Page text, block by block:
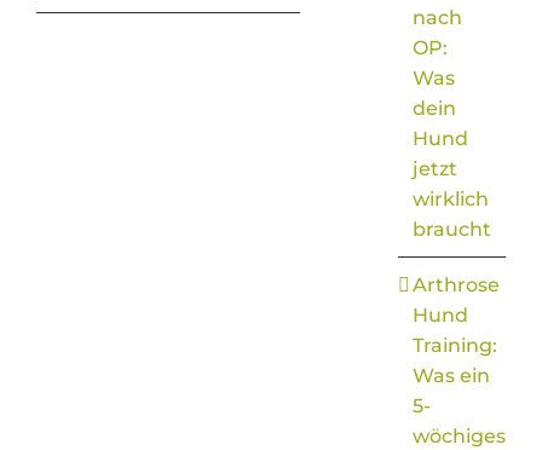
nach
OP:
Was
dein
Hund
jetzt
wirklich
braucht
Arthrose
Hund
Training:
Was ein
5-
wöchiges